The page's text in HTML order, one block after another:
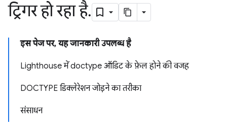
ट्रिगर हो रहा है.
इस पेज पर, यह जानकारी उपलब्ध है
Lighthouse में doctype ऑडिट के फ़ेल होने की वजह
DOCTYPE डिक्लेरेशन जोड़ने का तरीका
संसाधन